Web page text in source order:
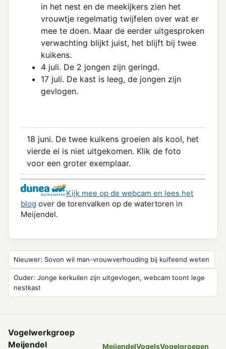
in het nest en de meekijkers zien het
vrouwtje regelmatig twijfelen over wat er
mee te doen. Maar de eerder uitgesproken
verwachting blijkt juist, het blijft bij twee
kuikens.
4 juli. De 2 jongen zijn geringd.
17 juli. De kast is leeg, de jongen zijn
gevlogen.
18 juni. De twee kuikens groeien als kool, het
vierde ei is niet uitgekomen. Klik de foto
voor een groter exemplaar.
Kijk mee op de webcam en lees het
blog over de torenvalken op de watertoren in
Meijendel.
Nieuwer: Sovon wil man-vrouwverhouding bij kuifeend weten
Ouder: Jonge kerkuilen zijn uitgevlogen, webcam toont lege
nestkast
Vogelwerkgroep
Meijendel
MeijendelVogelsVogelgroepen